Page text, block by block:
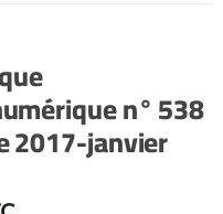
n° 538
2017-janvier